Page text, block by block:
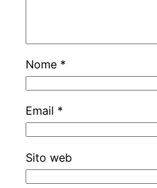
Nome *
Email *
Sito web